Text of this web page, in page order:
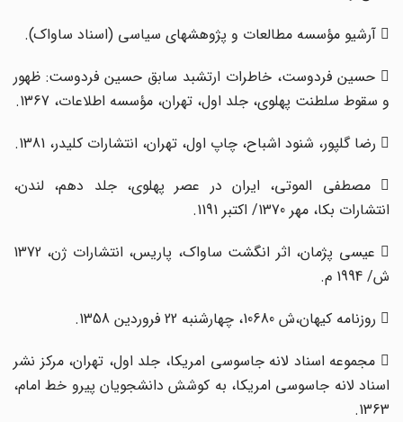
 حسین فردوست، خاطرات ارتشبد سابق حسین فردوست: ظهور
و سقوط سلطنت پهلوی، جلد اول، تهران، مؤسسه اطلاعات، 1367.
 مصطفی الموتی، ایران در عصر پهلوی، جلد دهم، لندن،
انتشارات بکا، مهر 1370/ اکتبر 1191.
 عیسی پژمان، اثر انگشت ساواک، پاریس، ‌انتشارات ژن، 1372
ش/ 1994 م.
 مجموعه اسناد لانه جاسوسی امریکا، جلد اول، تهران، مرکز نشر
اسناد لانه جاسوسی امریکا، به کوشش دانشجویان پیرو خط امام،
1363.